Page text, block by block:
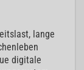
lange
digitale